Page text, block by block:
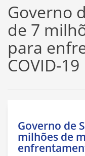
Governo
de 7
para
COVID-19
Governo de
milhões de